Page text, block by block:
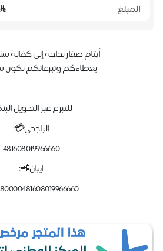
أيتام صغار بحاجة إلى كفالة
بعطاءكم وتبرعاتكم نكون
للتبرع عبر التحويل
الراجحي💳:
481608019966660
ايبان📲: